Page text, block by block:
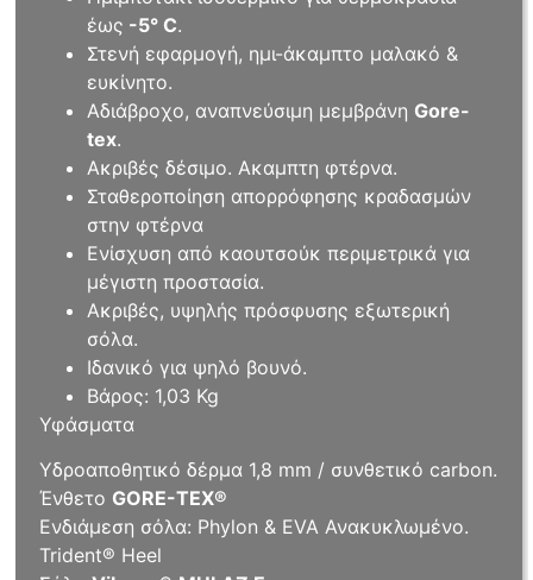
έως -5° C.
Στενή εφαρμογή, ημι-άκαμπτο μαλακό &
ευκίνητο.
Αδιάβροχο, αναπνεύσιμη μεμβράνη Gore-
tex.
Ακριβές δέσιμο. Ακαμπτη φτέρνα.
Σταθεροποίηση απορρόφησης κραδασμών
στην φτέρνα
Ενίσχυση από καουτσούκ περιμετρικά για
μέγιστη προστασία.
Ακριβές, υψηλής πρόσφυσης εξωτερική
σόλα.
Ιδανικό για ψηλό βουνό.
Βάρος: 1,03 Kg
Υφάσματα
Υδροαποθητικό δέρμα 1,8 mm / συνθετικό carbon.
Ένθετο GORE-TEX®
Ενδιάμεση σόλα: Phylon & EVA Ανακυκλωμένο.
Trident® Heel